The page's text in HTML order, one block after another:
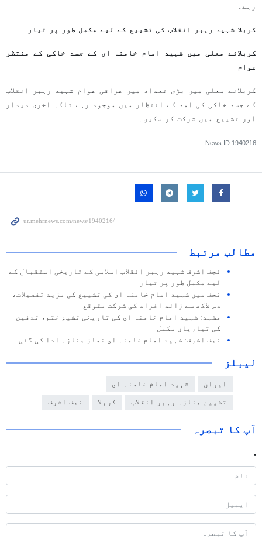
رہے۔
کربلا شہید رہبر انقلاب کی تشییع کے لیے مکمل طور پر تیار
کربلائے معلی میں شہید امام خامنہ ای کے جسد خاکی کے منتظر
عوام
کربلائے معلی میں بڑی تعداد میں عراقی عوام شہید رہبر انقلاب
کے جسد خاکی کی آمد کے انتظار میں موجود رہے تاکہ آخری دیدار
اور تشییع میں شرکت کر سکیں۔
News ID 1940216
مطالب مرتبط
نجف اشرف شہید رہبر انقلاب اسلامی کے تاریخی استقبال کے
لیے مکمل طور پر تیار
نجف میں شہید امام خامنہ ای کی تشییع کی مزید تفصیلات،
دس لاکھ سے زائد افراد کی شرکت متوقع
مشہد: شہید امام خامنہ ای کی تاریخی تشیع ختم، تدفین
کی تیاریاں مکمل
نجف اشرف: شہید امام خامنہ ای نماز جنازہ ادا کی گئی
لیبلز
ایران شہید امام خامنہ ای
تشييع جنازہ رہبر انقلاب کربلا نجف اشرف
آپ کا تبصرہ